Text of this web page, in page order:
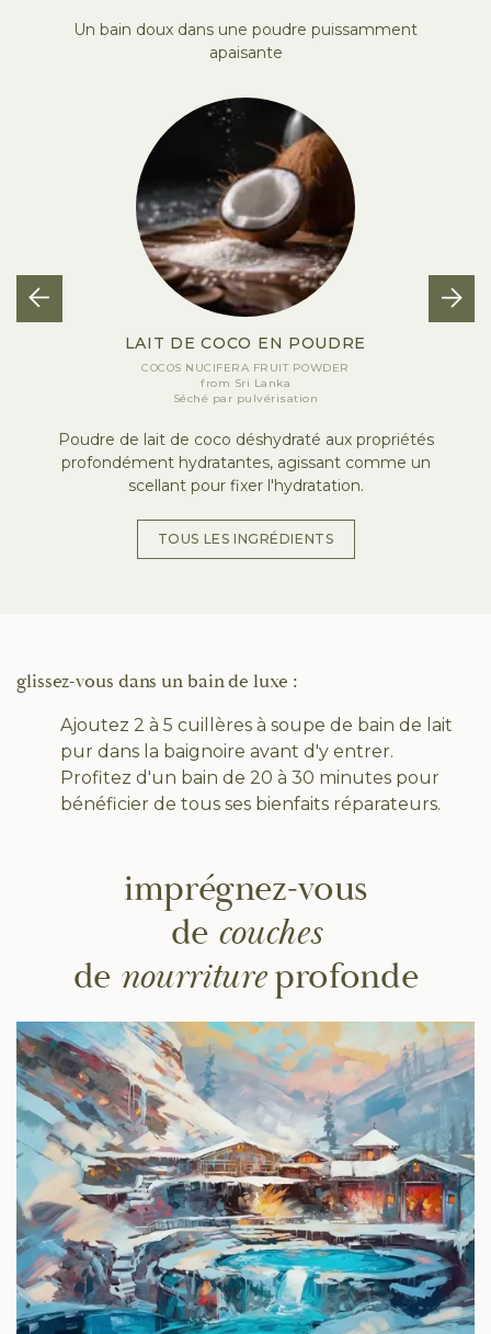
Un bain doux dans une poudre puissamment
apaisante
LAIT DE COCO EN POUDRE
COCOS NUCIFERA FRUIT POWDER
from Sri Lanka
Séché par pulvérisation
Poudre de lait de coco déshydraté aux propriétés
profondément hydratantes, agissant comme un
scellant pour fixer l'hydratation.
TOUS LES INGRÉDIENTS
glissez-vous dans un bain de luxe :
Ajoutez 2 à 5 cuillères à soupe de bain de lait
pur dans la baignoire avant d'y entrer.
Profitez d'un bain de 20 à 30 minutes pour
bénéficier de tous ses bienfaits réparateurs.
imprégnez-vous
de couches
de nourritureprofonde